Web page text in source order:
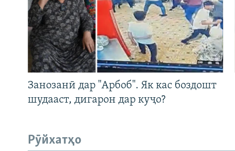
Занозанӣ дар "Арбоб". Як кас боздошт
шудааст, дигарон дар куҷо?
Рӯйхатҳо